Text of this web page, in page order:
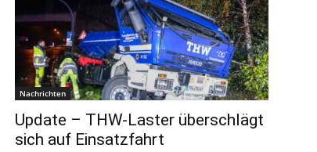
Nachrichten
Update – THW-Laster überschlägt
sich auf Einsatzfahrt